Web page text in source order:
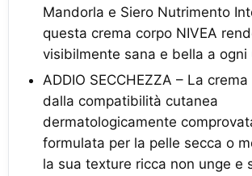
Mandorla e Siero Nutrimento
questa crema corpo NIVEA
visibilmente sana e bella a ogni
ADDIO SECCHEZZA – La
dalla compatibilità cutanea
dermatologicamente
formulata per la pelle secca o
la sua texture ricca non unge e